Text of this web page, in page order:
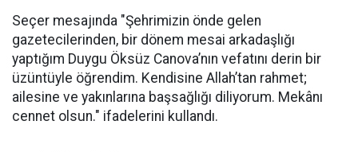
Seçer mesajında "Şehrimizin önde gelen
gazetecilerinden, bir dönem mesai arkadaşlığı
yaptığım Duygu Öksüz Canova’nın vefatını derin bir
üzüntüyle öğrendim. Kendisine Allah’tan rahmet;
ailesine ve yakınlarına başsağlığı diliyorum. Mekânı
cennet olsun." ifadelerini kullandı.